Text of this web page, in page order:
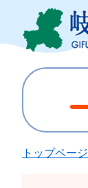
ジ
ュ
じ
トップページ